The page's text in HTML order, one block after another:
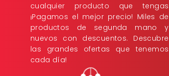
cualquier producto que tengas
¡Pagamos el mejor precio! Miles de
productos de segunda mano y
nuevos con descuentos. Descubre
las grandes ofertas que tenemos
cada día!